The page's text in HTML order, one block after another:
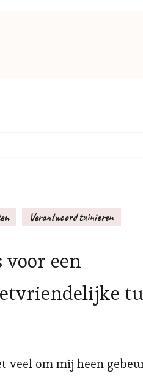
Verantwoord tuinieren
voor een
veel om mij heen